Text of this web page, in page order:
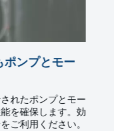
ポンプとモー
れたポンプとモー
を確保します。効
ご利用ください。